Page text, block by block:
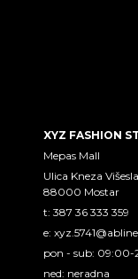
XYZ FASHION
Mepas Mall
Ulica Kneza
88000 Mostar
t: 387 36 333 359
e:
pon - sub: 09:00-
ned: neradna